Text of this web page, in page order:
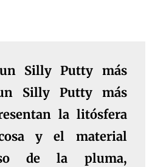
Silly Putty más
Silly Putty más
la litósfera
y el material
de la pluma,